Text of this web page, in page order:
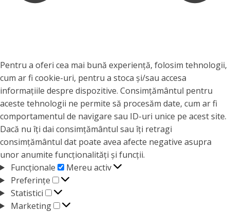
Pentru a oferi cea mai bună experiență, folosim tehnologii,
cum ar fi cookie-uri, pentru a stoca și/sau accesa
informațiile despre dispozitive. Consimțământul pentru
aceste tehnologii ne permite să procesăm date, cum ar fi
comportamentul de navigare sau ID-uri unice pe acest site.
Dacă nu îți dai consimțământul sau îți retragi
consimțământul dat poate avea afecte negative asupra
unor anumite funcționalități și funcții.
Funcționale
Funcționale
Mereu activ
Preferințe
Preferințe
Statistici
Statistici
Marketing
Marketing